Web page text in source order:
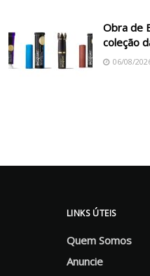
Obra de
coleção
06/08/
LINKS ÚTEIS
Quem Somos
Anuncie